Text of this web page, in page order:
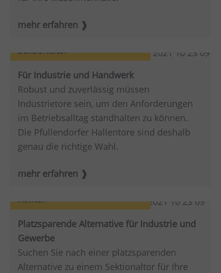
mehr erfahren
Sektionaltor
Für Industrie und Handwerk
Robust und zuverlässig müssen
Industrietore sein, um den Anforderungen
im Betriebsalltag standhalten zu können.
Die Pfullendorfer Hallentore sind deshalb
genau die richtige Wahl.
mehr erfahren
Rolltor
Platzsparende Alternative für Industrie und
Gewerbe
Suchen Sie nach einer platzsparenden
Alternative zu einem Sektionaltor für Ihre